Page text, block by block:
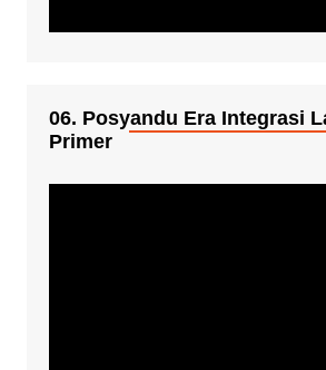
06. Posyandu Era Integrasi
Primer